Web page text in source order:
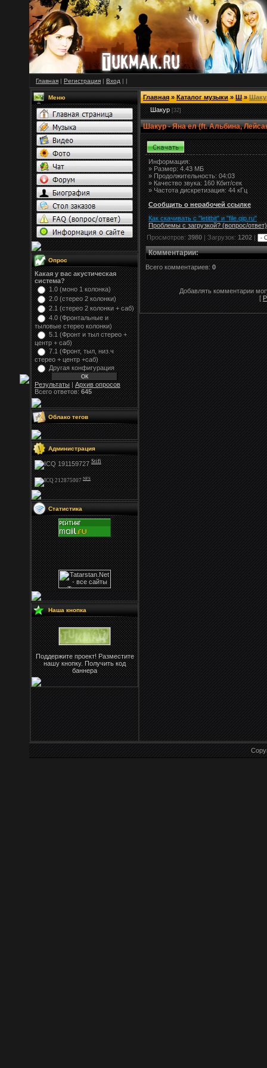
Главная | Регистрация | Вход | |
Меню
Опрос
Какая у вас акустическая
система?
1.0 (моно 1 колонка)
2.0 (стерео 2 колонки)
2.1 (стерео 2 колонки + саб)
4.0 (Фронтальные и
тыловые стерео колонки)
5.1 (Фронт и тыл стерео +
центр + саб)
7.1 (Фронт, тыл, низ.ч
стерео + центр +саб)
Другая конфигурация
Результаты|Архив опросов
Всего ответов:645
Облако тегов
Администрация
Stifi
NFS
Статистика
Наша кнопка
Поддержите проект! Разместите
нашу кнопку. Получить код
баннера
Главная»Каталог музыки»Ш»
Шакур [32]
Шакур - Яна ел (ft. Альбина,
Информация:
»Размер:4.43 МБ
» Продолжительность: 04:03
» Качество звука: 160 Кбит/сек
» Частота дискретизация: 44 кГц
Сообщить о нерабочей ссылке
Как скачивать с "letitbit" и "file.qip.ru"
Проблемы с загрузкой? (вопрос/ответ)
Просмотров:3980| Загрузок:1202|
Комментарии:
Всего комментариев: 0
Добавлять комментарии
[